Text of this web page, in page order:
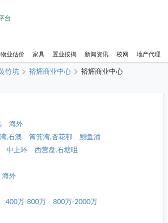
台
物业估价 家具 置业按揭 新闻资讯 校网 地产代理
竹坑 裕辉商业中心 裕辉商业中心
海外
,石澳 筲箕湾,杏花邨
鰂鱼涌
中上环
西营盘,石塘咀
海外
400万-800万
800万-2000万